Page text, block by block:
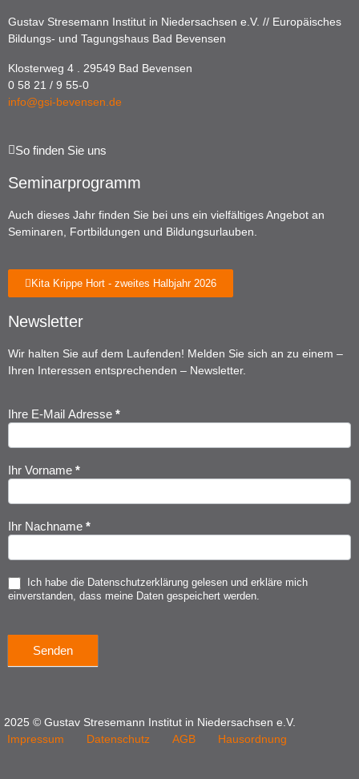
Gustav Stresemann Institut in Niedersachsen e.V. // Europäisches
Bildungs- und Tagungshaus Bad Bevensen
Klosterweg 4 . 29549 Bad Bevensen
0 58 21 / 9 55-0
info@gsi-bevensen.de
So finden Sie uns
Seminarprogramm
Auch dieses Jahr finden Sie bei uns ein vielfältiges Angebot an
Seminaren, Fortbildungen und Bildungsurlauben.
Kita Krippe Hort - zweites Halbjahr 2026
Newsletter
Wir halten Sie auf dem Laufenden! Melden Sie sich an zu einem –
Ihren Interessen entsprechenden – Newsletter.
Newsletter
Anmeldung
Ihre E-Mail Adresse *
Ihr Vorname *
Ihr Nachname *
Ich habe die Datenschutzerklärung gelesen und erkläre mich
einverstanden, dass meine Daten gespeichert werden.
Senden
2025 © Gustav Stresemann Institut in Niedersachsen e.V.
Impressum
Datenschutz AGB Hausordnung